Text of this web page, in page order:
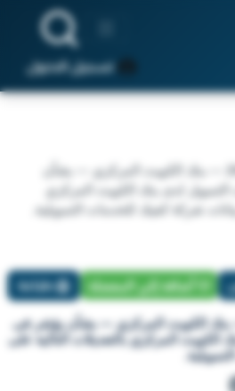
تسجيل الدخول
قرار رقم 136 لسنة 2023 — بنك الكويت المركزي — بشأن
لدى بنك الكويت المركزي
بيانات شركة كفيك للخدمات التمويلية.
أضافة إلي المفضلة طباعة
رقم 136 لسنة 2023 — بنك الكويت المركزي — بشأن يؤشر فى
المركزي بالتعديلات التالية على